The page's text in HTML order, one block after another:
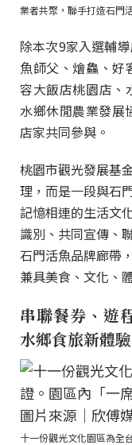
業者共聚，聯手打造石門
除本次9家入選輔
魚師父、燴鱻、好
容大飯店桃園店、
水鄉休閒農業發展
店家共同參與。
桃園市觀光發展基
理，而是一段與石
記憶相連的生活文
識別、共同宣傳、
石門活魚品牌廊帶
兼具美食、文化、
串聯餐券、遊
水鄉食旅新體驗
十一份觀光文化園區為全